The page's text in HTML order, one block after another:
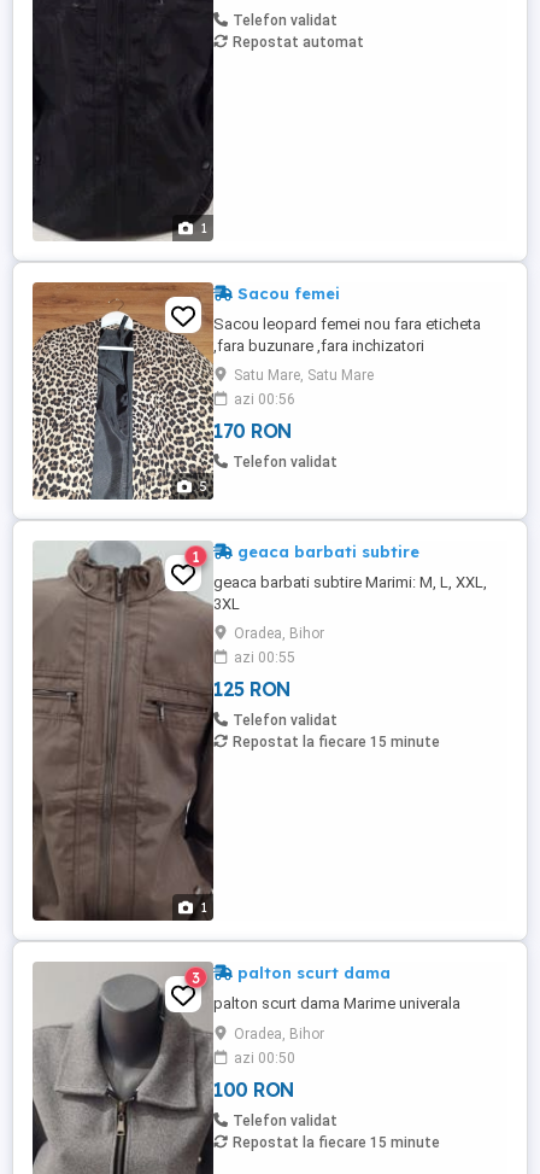
1
Telefon validat
Repostat automat
5
Sacou femei
Sacou leopard femei nou fara eticheta
,fara buzunare ,fara inchizatori
Satu Mare, Satu Mare
azi 00:56
170 RON
Telefon validat
1
1 geaca barbati subtire
geaca barbati subtire Marimi: M, L, XXL,
3XL
Oradea, Bihor
azi 00:55
125 RON
Telefon validat
Repostat la fiecare 15 minute
3 palton scurt dama
palton scurt dama Marime univerala
Oradea, Bihor
azi 00:50
100 RON
Telefon validat
Repostat la fiecare 15 minute